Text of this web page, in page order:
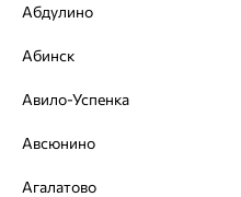
Абдулино
Абинск
Авило-Успенка
Авсюнино
Агалатово